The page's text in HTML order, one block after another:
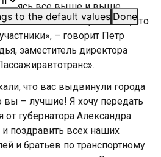
to the default values Done
все выше и выше.
повышается. Могу сказать, что
– говорит Петр
заместитель директора
что вас выдвинули города
вы – лучшие! Я хочу передать
от губернатора Александра
поздравить всех наших
и братьев по транспортному